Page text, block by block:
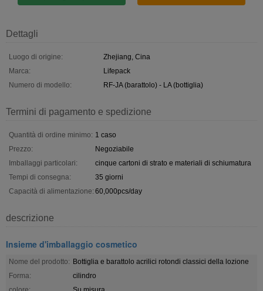
Dettagli
Luogo di origine:
Zhejiang, Cina
Marca:
Lifepack
Numero di modello:
RF-JA (barattolo) - LA (bottiglia)
Termini di pagamento e spedizione
Quantità di ordine minimo: 1 caso
Prezzo:
Negoziabile
Imballaggi particolari:
cinque cartoni di strato e materiali di schiumatura
Tempi di consegna:
35 giorni
Capacità di alimentazione: 60,000pcs/day
descrizione
Insieme d'imballaggio cosmetico
Nome del prodotto: Bottiglia e barattolo acrilici rotondi classici della lozione
Forma:
cilindro